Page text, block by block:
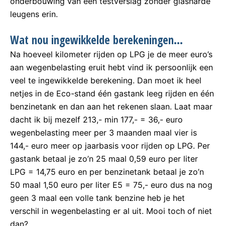
leugens erin.
Wat nou ingewikkelde berekeningen…
Na hoeveel kilometer rijden op LPG je de meer euro’s
aan wegenbelasting eruit hebt vind ik persoonlijk een
veel te ingewikkelde berekening. Dan moet ik heel
netjes in de Eco-stand één gastank leeg rijden en één
benzinetank en dan aan het rekenen slaan. Laat maar
dacht ik bij mezelf 213,- min 177,- = 36,- euro
wegenbelasting meer per 3 maanden maal vier is
144,- euro meer op jaarbasis voor rijden op LPG. Per
gastank betaal je zo’n 25 maal 0,59 euro per liter
LPG = 14,75 euro en per benzinetank betaal je zo’n
50 maal 1,50 euro per liter E5 = 75,- euro dus na nog
geen 3 maal een volle tank benzine heb je het
verschil in wegenbelasting er al uit. Mooi toch of niet
dan?